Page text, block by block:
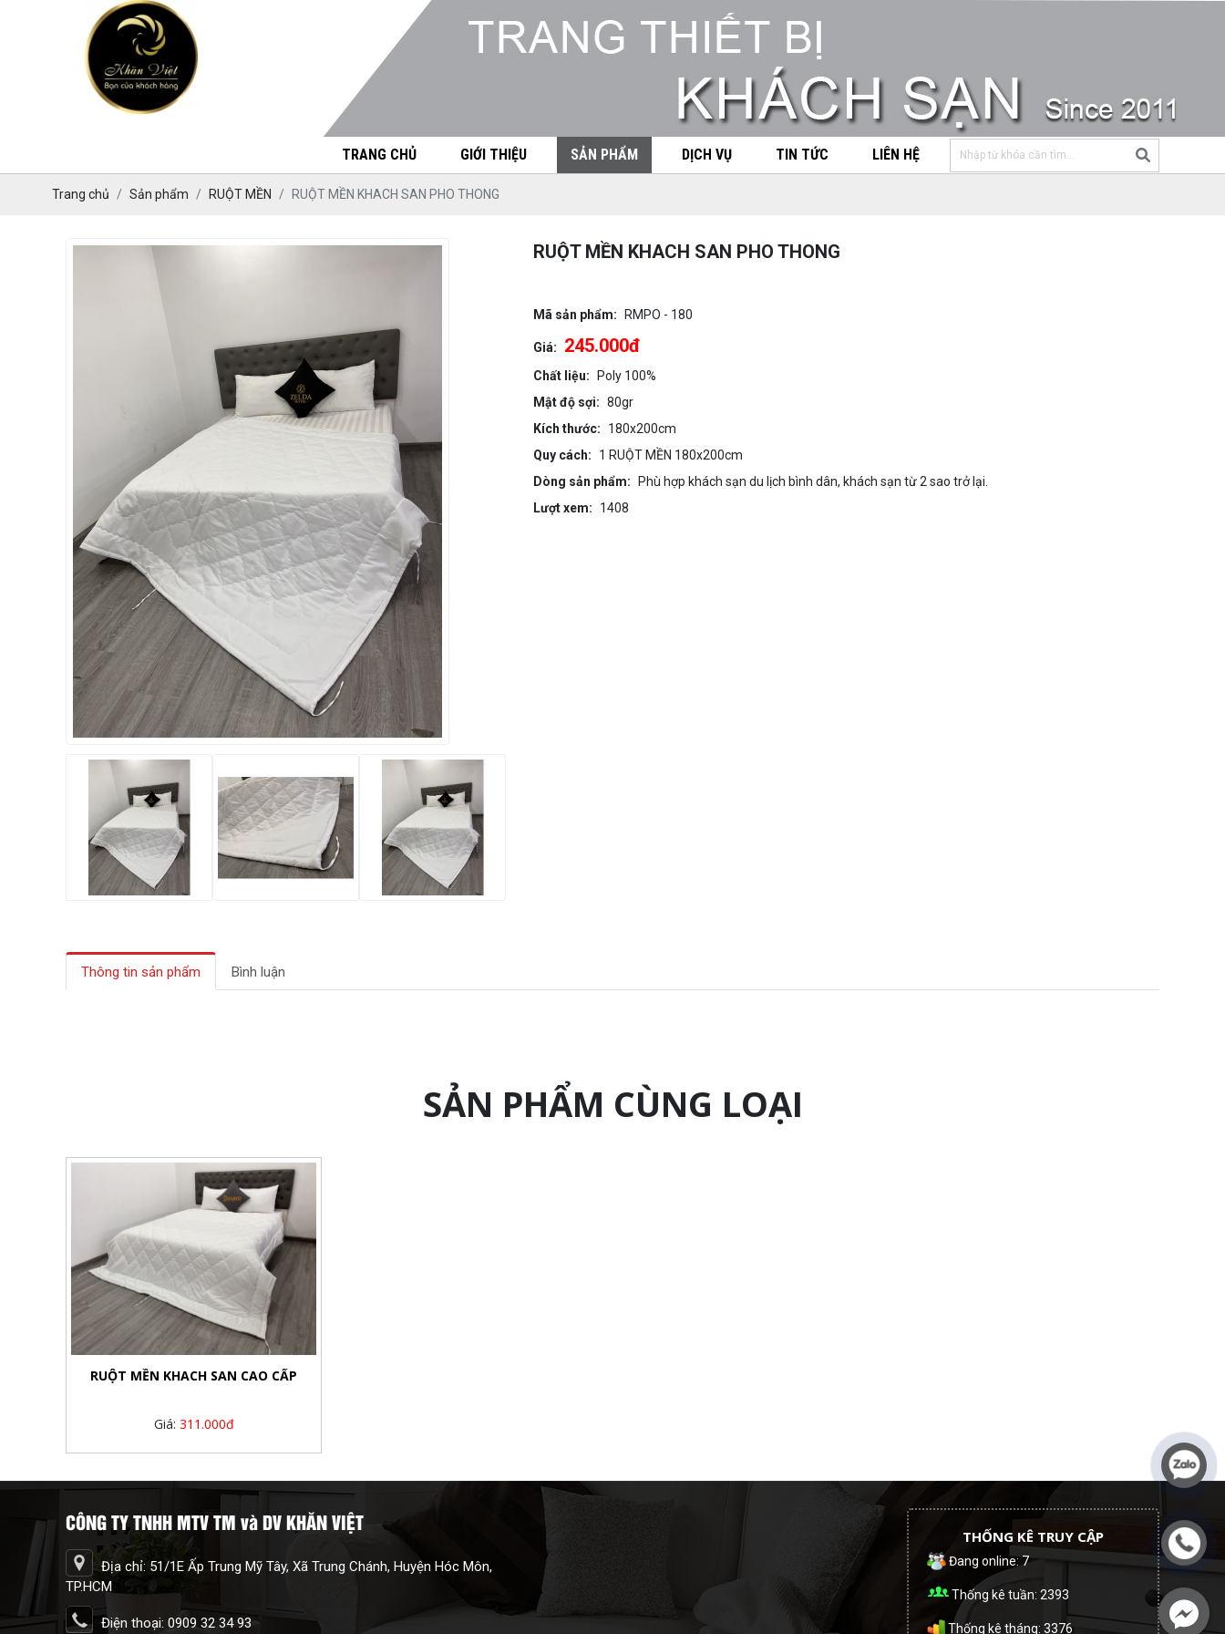
TRANG CHỦ GIỚI THIỆU SẢN PHẨM DỊCH VỤ TIN TỨC LIÊN HỆ
Trang chủ Sản phẩm RUỘT MỀN RUỘT MỀN KHACH SAN PHO THONG
RUỘT MỀN KHACH SAN PHO THONG
Mã sản phẩm: RMPO - 180
Giá: 245.000đ
Chất liệu:
Poly 100%
Mật độ sợi: 80gr
Kích thước:
180x200cm
Quy cách:
1 RUỘT MỀN 180x200cm
Dòng sản phẩm:
Phù hợp khách sạn du lịch bình dân, khách sạn từ 2 sao trở lại.
Lượt xem:
1408
Thông tin sản phẩm Bình luận
SẢN PHẨM CÙNG LOẠI
RUỘT MỀN KHACH SAN CAO CẤP
Giá: 311.000đ
CÔNG TY TNHH MTV TM và DV KHĂN VIỆT
Địa chỉ: 51/1E Ấp Trung Mỹ Tây, Xã Trung Chánh, Huyện Hóc Môn,
TP.HCM
Điện thoại: 0909 32 34 93
THỐNG KÊ TRUY CẬP
Đang online: 7
Thống kê tuần: 2393
Thống kê tháng: 3376